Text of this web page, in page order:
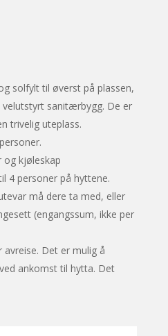
solfylt til øverst på plassen,
sanitærbygg. De er
trivelig uteplass.
og kjøleskap
4 personer på hyttene.
må dere ta med, eller
(engangssum, ikke per
Det er mulig å
ankomst til hytta. Det